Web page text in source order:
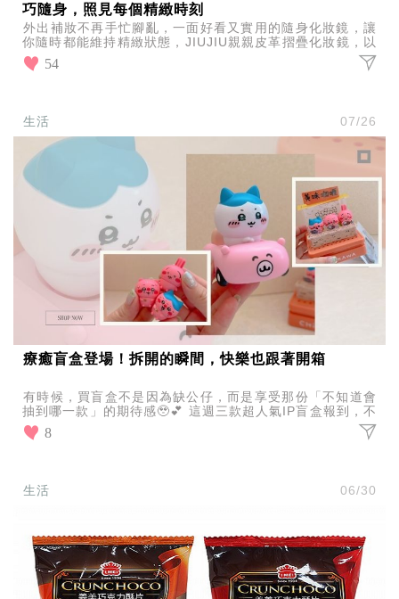
巧隨身，照見每個精緻時刻
外出補妝不再手忙腳亂，一面好看又實用的隨身化妝鏡，讓
你隨時都能維持精緻狀態，JIUJIU親親皮革摺疊化妝鏡，以
輕巧設計結合質感外型，陪你照見每個細節。
54
生活 07/26
療癒盲盒登場！拆開的瞬間，快樂也跟著開箱
有時候，買盲盒不是因為缺公仔，而是享受那份「不知道會
抽到哪一款」的期待感🥹💕 這週三款超人氣IP盲盒報到，不
管你是哪一派，都有機會抽到你的命定收藏！
8
生活 06/30